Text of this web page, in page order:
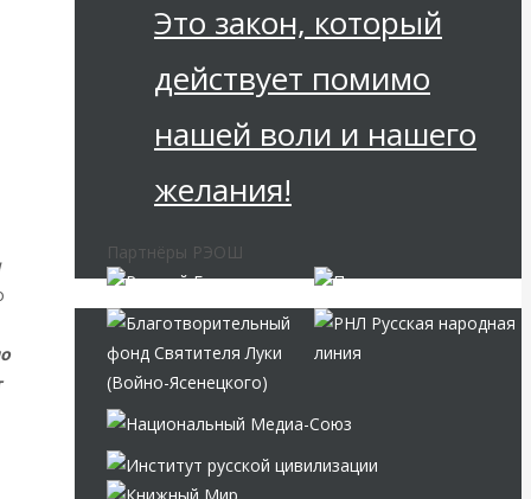
Это закон, который
действует помимо
нашей воли и нашего
желания!
Партнёры РЭОШ